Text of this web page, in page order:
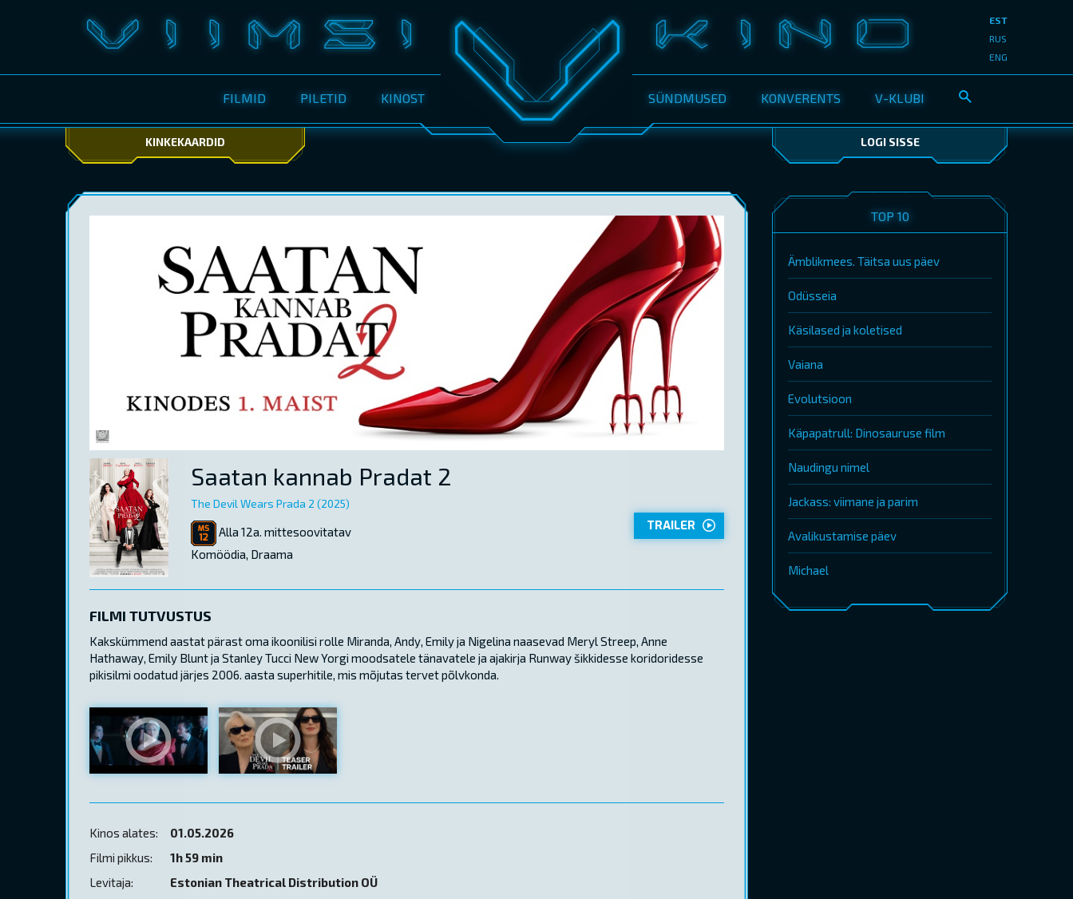
FILMID PILETID KINOST SÜNDMUSED KONVERENTS V-KLUBI
EST
RUS
ENG
KINKEKAARDID LOGI SISSE
Saatan kannab Pradat 2
The Devil Wears Prada 2 (2025)
Alla 12a. mittesoovitatav
Komöödia, Draama
TRAILER
FILMI TUTVUSTUS
Kakskümmend aastat pärast oma ikoonilisi rolle Miranda, Andy, Emily ja Nigelina naasevad Meryl Streep, Anne
Hathaway, Emily Blunt ja Stanley Tucci New Yorgi moodsatele tänavatele ja ajakirja Runway šikkidesse koridoridesse
pikisilmi oodatud järjes 2006. aasta superhitile, mis mõjutas tervet põlvkonda.
Kinos alates:
01.05.2026
Filmi pikkus:
1h 59 min
Levitaja:
Estonian Theatrical Distribution OÜ
TOP 10
Ämblikmees. Täitsa uus päev
Odüsseia
Käsilased ja koletised
Vaiana
Evolutsioon
Käpapatrull: Dinosauruse film
Naudingu nimel
Jackass: viimane ja parim
Avalikustamise päev
Michael